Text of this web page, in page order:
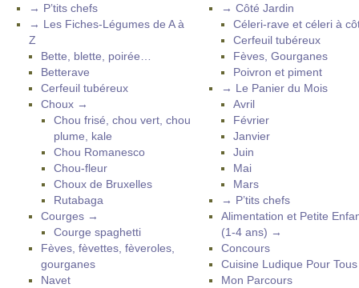
→ P’tits chefs
→ Les Fiches-Légumes de A à
Z
Bette, blette, poirée…
Betterave
Cerfeuil tubéreux
Choux →
Chou frisé, chou vert, chou
plume, kale
Chou Romanesco
Chou-fleur
Choux de Bruxelles
Rutabaga
Courges →
Courge spaghetti
Fèves, fèvettes, fèveroles,
gourganes
Navet
→ Côté Jardin
Céleri-rave et céleri à
Cerfeuil tubéreux
Fèves, Gourganes
Poivron et piment
→ Le Panier du Mois
Avril
Février
Janvier
Juin
Mai
Mars
→ P’tits chefs
Alimentation et Petite
(1-4 ans) →
Concours
Cuisine Ludique Pour
Mon Parcours